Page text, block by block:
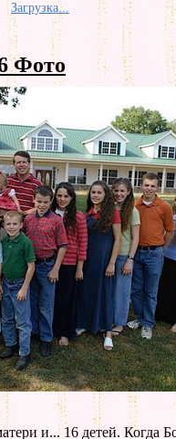
Загрузка...
Фото
и... 16 детей. Когда